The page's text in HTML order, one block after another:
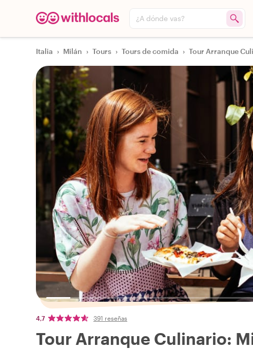
¿A dónde vas?
Italia › Milán › Tours › Tours de comida › Tour Arranque
4,7 391 reseñas
Tour Arranque Culinario: